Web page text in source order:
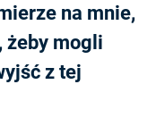
na mnie,
żeby mogli
z tej